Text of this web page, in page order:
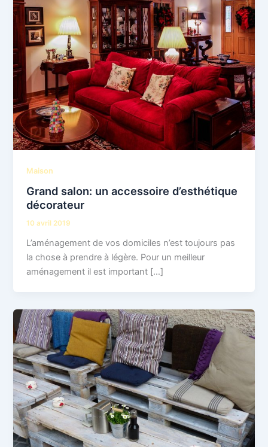
Maison
Grand salon: un accessoire d’esthétique
décorateur
10 avril 2019
L’aménagement de vos domiciles n’est toujours pas
la chose à prendre à légère. Pour un meilleur
aménagement il est important […]